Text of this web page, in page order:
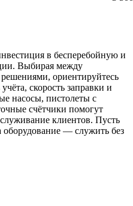
в бесперебойную и
Выбирая между
ориентируйтесь
скорость заправки и
насосы, пистолеты с
счётчики помогут
клиентов. Пусть
— служить без